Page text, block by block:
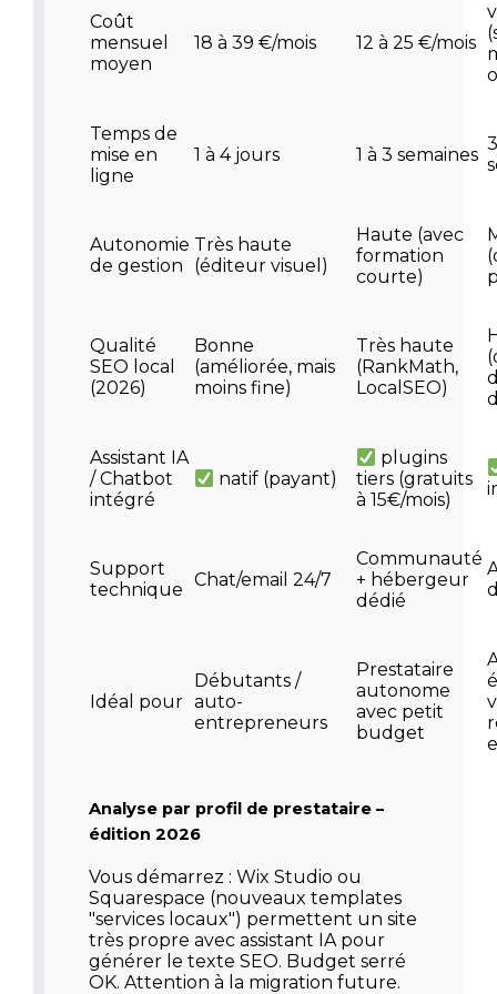
Coût
mensuel
moyen
18 à 39 €/mois 12 à 25 €/mois
Temps de
mise en
ligne
1 à 4 jours 1 à 3 semaines
Autonomie
de gestion
Très haute
(éditeur visuel)
Haute (avec
formation
courte)
Qualité
SEO local
(2026)
Bonne
(améliorée, mais
moins fine)
Très haute
(RankMath,
LocalSEO)
Assistant IA
/ Chatbot
intégré
natif (payant)
plugins
tiers (gratuits
à 15€/mois)
Support
technique Chat/email 24/7
Communauté
+ hébergeur
dédié
Idéal pour
Débutants /
auto-
entrepreneurs
Prestataire
autonome
avec petit
budget
Analyse par profil de prestataire –
édition 2026
Vous démarrez : Wix Studio ou
Squarespace (nouveaux templates
"services locaux") permettent un site
très propre avec assistant IA pour
générer le texte SEO. Budget serré
OK. Attention à la migration future.